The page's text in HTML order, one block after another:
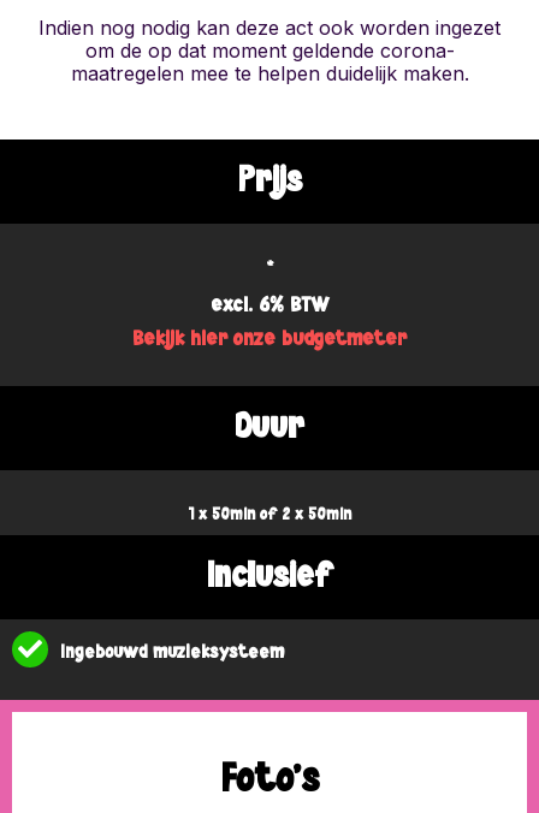
Indien nog nodig kan deze act ook worden ingezet
om de op dat moment geldende corona-
maatregelen mee te helpen duidelijk maken.
Prijs
*
excl. 6% BTW
Bekijk hier onze budgetmeter
Duur
1 x 50min of 2 x 50min
Inclusief
Ingebouwd muzieksysteem
Foto's